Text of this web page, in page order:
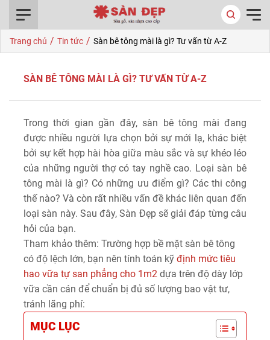
Trang chủ / Tin tức / Sàn bê tông mài là gì? Tư vấn từ A-Z
SÀN BÊ TÔNG MÀI LÀ GÌ? TƯ VẤN TỪ A-Z
Trong thời gian gần đây, sàn bê tông mài đang
được nhiều người lựa chọn bởi sự mới lạ, khác biệt
bởi sự kết hợp hài hòa giữa màu sắc và sự khéo léo
của những người thợ có tay nghề cao. Loại sàn bê
tông mài là gì? Có những ưu điểm gì? Các thi công
thế nào? Và còn rất nhiều vấn đề khác liên quan đến
loại sàn này. Sau đây, Sàn Đẹp sẽ giải đáp từng câu
hỏi của bạn.
Tham khảo thêm: Trường hợp bề mặt sàn bê tông
có độ lệch lớn, bạn nên tính toán kỹ định mức tiêu
hao vữa tự san phẳng cho 1m2 dựa trên độ dày lớp
vữa cần cán để chuẩn bị đủ số lượng bao vật tư,
tránh lãng phí:
MỤC LỤC